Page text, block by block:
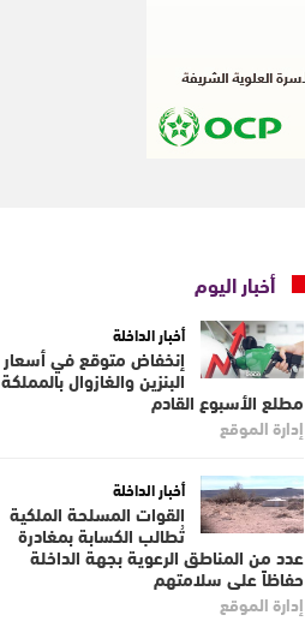
أخبار اليوم
أخبار الداخلة
إنخفاض متوقع في أسعار
البنزين والغازوال بالمملكة
مطلع الأسبوع القادم
إدارة الموقع
أخبار الداخلة
القوات المسلحة الملكية
تُطالب الكسابة بمغادرة
عدد من المناطق الرعوية بجهة الداخلة
حفاظاً على سلامتهم
إدارة الموقع